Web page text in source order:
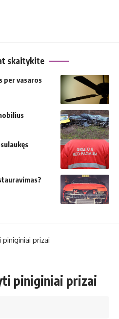
skaitykite
per vasaros
prizai
piniginiai prizai